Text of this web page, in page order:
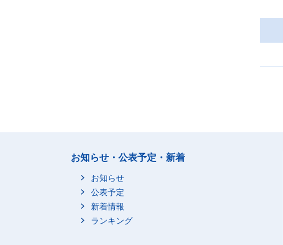
お知らせ・公表予定・新着
お知らせ
公表予定
新着情報
ランキング